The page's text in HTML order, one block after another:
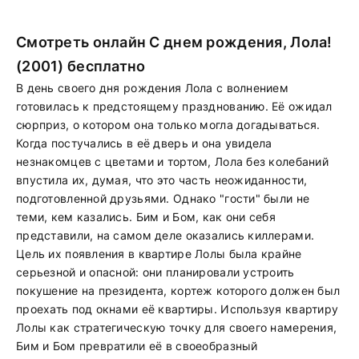
Смотреть онлайн С днем рождения, Лола!
(2001) бесплатно
В день своего дня рождения Лола с волнением
готовилась к предстоящему празднованию. Её ожидал
сюрприз, о котором она только могла догадываться.
Когда постучались в её дверь и она увидела
незнакомцев с цветами и тортом, Лола без колебаний
впустила их, думая, что это часть неожиданности,
подготовленной друзьями. Однако "гости" были не
теми, кем казались. Бим и Бом, как они себя
представили, на самом деле оказались киллерами.
Цель их появления в квартире Лолы была крайне
серьезной и опасной: они планировали устроить
покушение на президента, кортеж которого должен был
проехать под окнами её квартиры. Используя квартиру
Лолы как стратегическую точку для своего намерения,
Бим и Бом превратили её в своеобразный